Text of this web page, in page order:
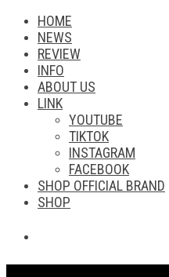
HOME
NEWS
REVIEW
INFO
ABOUT US
LINK
YOUTUBE
TIKTOK
INSTAGRAM
FACEBOOK
SHOP OFFICIAL BRAND
SHOP